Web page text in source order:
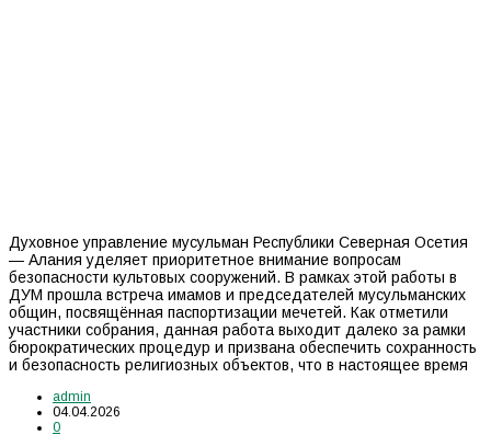
Духовное управление мусульман Республики Северная Осетия
— Алания уделяет приоритетное внимание вопросам
безопасности культовых сооружений. В рамках этой работы в
ДУМ прошла встреча имамов и председателей мусульманских
общин, посвящённая паспортизации мечетей. Как отметили
участники собрания, данная работа выходит далеко за рамки
бюрократических процедур и призвана обеспечить сохранность
и безопасность религиозных объектов, что в настоящее время
admin
04.04.2026
0